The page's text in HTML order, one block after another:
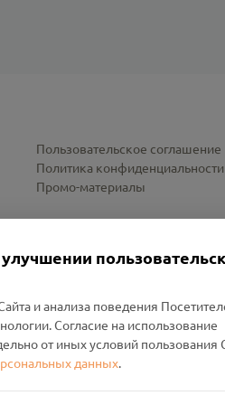
Пользовательское соглашение
Политика конфиденциальности
Промо-материалы
д. 26А, пом. 18
и анализа поведения
Согласие на использование
от иных условий пользования
данных.